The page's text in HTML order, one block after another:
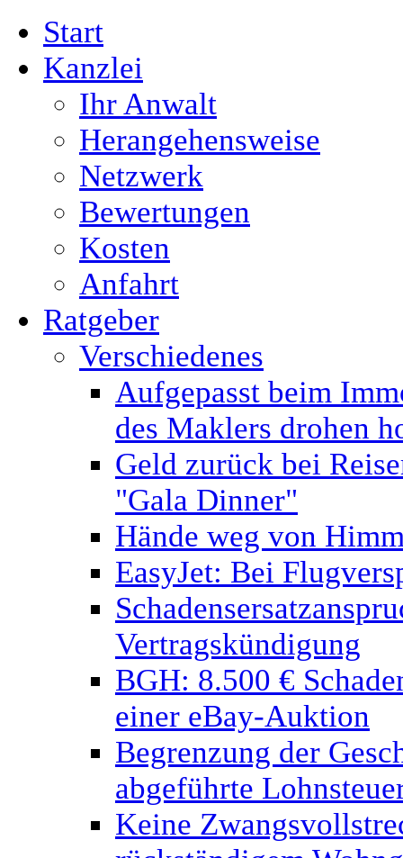
Start
Kanzlei
Ihr Anwalt
Herangehensweise
Netzwerk
Bewertungen
Kosten
Anfahrt
Ratgeber
Verschiedenes
Aufgepasst beim
des Maklers drohen
Geld zurück bei
"Gala Dinner"
Hände weg von
EasyJet: Bei
Vertragskündigung
BGH: 8.500 €
einer eBay-Auktion
Begrenzung der
abgeführte
Keine